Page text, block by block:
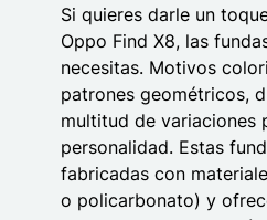
Si quieres darle un
Oppo Find X8, las
necesitas. Motivos
patrones geométricos,
multitud de variaciones
personalidad. Estas
fabricadas con
o policarbonato) y